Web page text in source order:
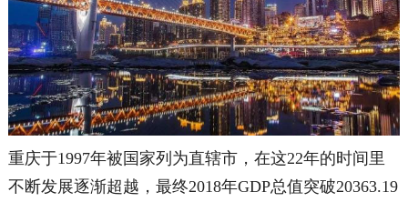
重庆于1997年被国家列为直辖市， 在这22年的时间里
不断发展逐渐超越，最终2018年GDP总值突破20363.19